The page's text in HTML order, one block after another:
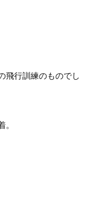
飛行訓練のものでし